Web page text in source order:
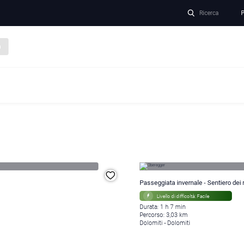
Ricerca
Passeggiata invernale - Sentiero dei
Livello di difficoltà: Facile
Durata: 1 h 7 min
Percorso: 3,03 km
Dolomiti - Dolomiti